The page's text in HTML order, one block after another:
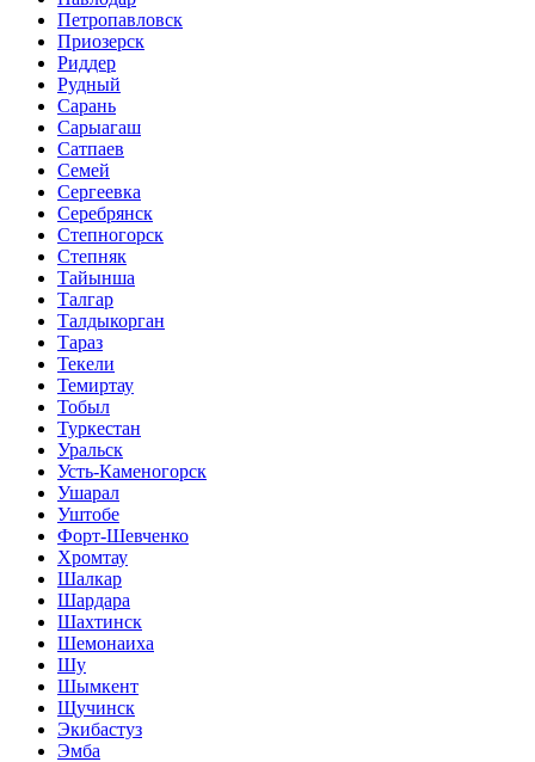
Петропавловск
Приозерск
Риддер
Рудный
Сарань
Сарыагаш
Сатпаев
Семей
Сергеевка
Серебрянск
Степногорск
Степняк
Тайынша
Талгар
Талдыкорган
Тараз
Текели
Темиртау
Тобыл
Туркестан
Уральск
Усть-Каменогорск
Ушарал
Уштобе
Форт-Шевченко
Хромтау
Шалкар
Шардара
Шахтинск
Шемонаиха
Шу
Шымкент
Щучинск
Экибастуз
Эмба